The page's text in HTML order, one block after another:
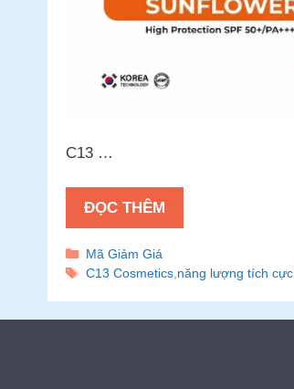
C13 …
ĐỌC THÊM
Danh
mục
Mã Giảm Giá
Thẻ
C13 Cosmetics, năng lượng tích cực,